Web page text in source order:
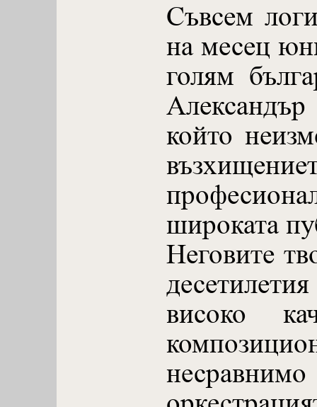
Съвсем
на месец
голям
Александър
който
широката
Неговите
високо